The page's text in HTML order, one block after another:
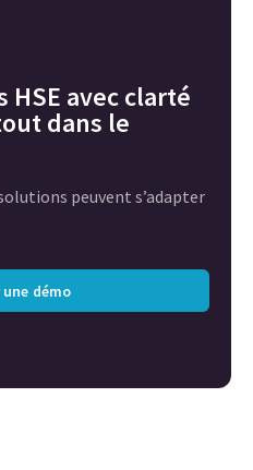
HSE avec clarté
dans le
peuvent s’adapter
démo